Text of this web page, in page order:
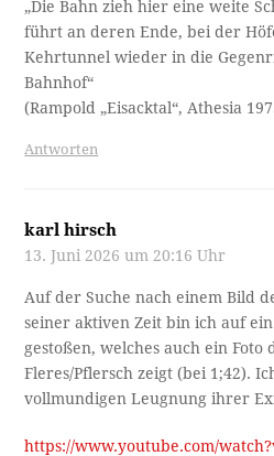
„Die Bahn zieh hier eine weite
führt an deren Ende, bei der
Kehrtunnel wieder in die
Bahnhof“
(Rampold „Eisacktal“, Athesia
Antworten
karl hirsch
13. Juni 2026 um 20:16 Uhr
Auf der Suche nach einem Bild
seiner aktiven Zeit bin ich auf
gestoßen, welches auch ein
Fleres/Pflersch zeigt (bei 1;42).
vollmundigen Leugnung ihrer
https://www.youtube.com/